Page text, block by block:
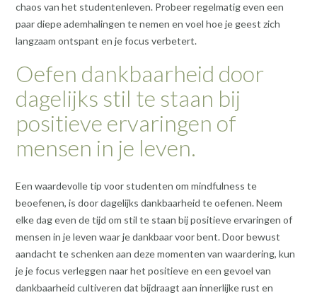
chaos van het studentenleven. Probeer regelmatig even een
paar diepe ademhalingen te nemen en voel hoe je geest zich
langzaam ontspant en je focus verbetert.
Oefen dankbaarheid door
dagelijks stil te staan bij
positieve ervaringen of
mensen in je leven.
Een waardevolle tip voor studenten om mindfulness te
beoefenen, is door dagelijks dankbaarheid te oefenen. Neem
elke dag even de tijd om stil te staan bij positieve ervaringen of
mensen in je leven waar je dankbaar voor bent. Door bewust
aandacht te schenken aan deze momenten van waardering, kun
je je focus verleggen naar het positieve en een gevoel van
dankbaarheid cultiveren dat bijdraagt aan innerlijke rust en